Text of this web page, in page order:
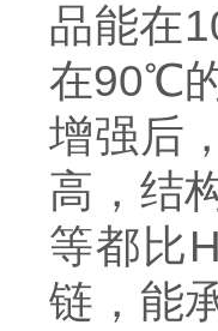
品能在
在90℃
增强后
高，结
等都比
链，能